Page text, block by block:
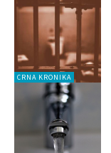
CRNA KRONIKA